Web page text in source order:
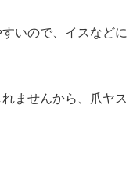
いので、イスなどに
ませんから、爪ヤス